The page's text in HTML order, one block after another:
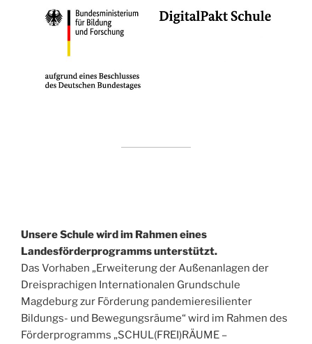
Unsere Schule wird im Rahmen eines
Landesförderprogramms unterstützt.
Das Vorhaben „Erweiterung der Außenanlagen der
Dreisprachigen Internationalen Grundschule
Magdeburg zur Förderung pandemieresilienter
Bildungs- und Bewegungsräume“ wird im Rahmen des
Förderprogramms „SCHUL(FREI)RÄUME –